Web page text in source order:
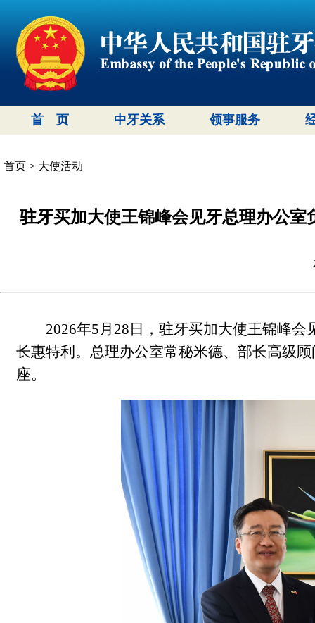
首 页 中牙关系 领事服务
首页 > 大使活动
驻牙买加大使王锦峰会见牙总理办公
2026年5月28日，驻牙买加大使王锦峰
长惠特利。总理办公室常秘米德、部长高级
座。